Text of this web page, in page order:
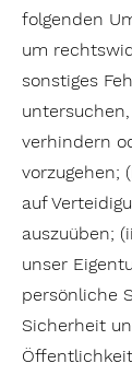
folgenden
um
sonstiges
verhindern
vorzugehen;
auf
auszuüben;
unser
persönliche
Sicherheit